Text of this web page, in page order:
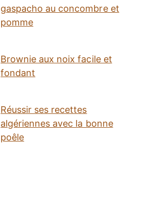
gaspacho au concombre et
pomme
Brownie aux noix facile et
fondant
Réussir ses recettes
algériennes avec la bonne
poêle